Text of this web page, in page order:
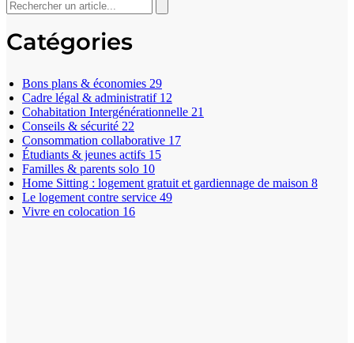
Catégories
Bons plans & économies 29
Cadre légal & administratif 12
Cohabitation Intergénérationnelle 21
Conseils & sécurité 22
Consommation collaborative 17
Étudiants & jeunes actifs 15
Familles & parents solo 10
Home Sitting : logement gratuit et gardiennage de maison 8
Le logement contre service 49
Vivre en colocation 16